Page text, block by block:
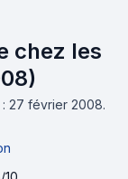
chez les
27 février 2008.